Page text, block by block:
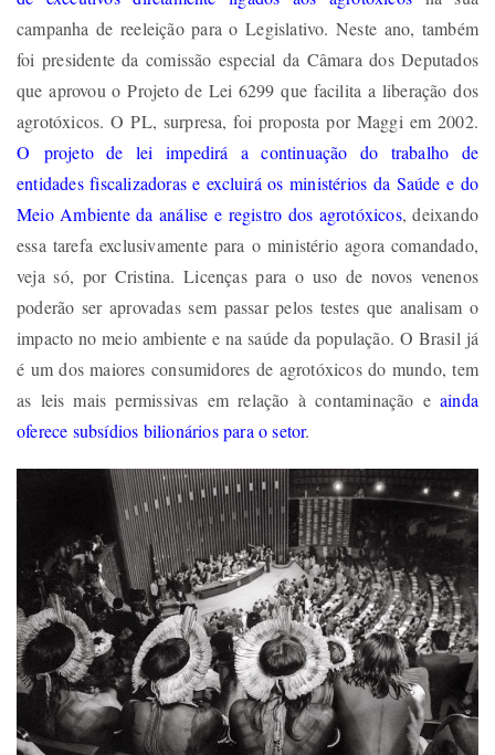
campanha de reeleição para o Legislativo. Neste ano, também
foi presidente da comissão especial da Câmara dos Deputados
que aprovou o Projeto de Lei 6299 que facilita a liberação dos
agrotóxicos. O PL, surpresa, foi proposta por Maggi em 2002.
O projeto de lei impedirá a continuação do trabalho de
entidades fiscalizadoras e excluirá os ministérios da Saúde e do
Meio Ambiente da análise e registro dos agrotóxicos, deixando
essa tarefa exclusivamente para o ministério agora comandado,
veja só, por Cristina. Licenças para o uso de novos venenos
poderão ser aprovadas sem passar pelos testes que analisam o
impacto no meio ambiente e na saúde da população. O Brasil já
é um dos maiores consumidores de agrotóxicos do mundo, tem
as leis mais permissivas em relação à contaminação e ainda
oferece subsídios bilionários para o setor.